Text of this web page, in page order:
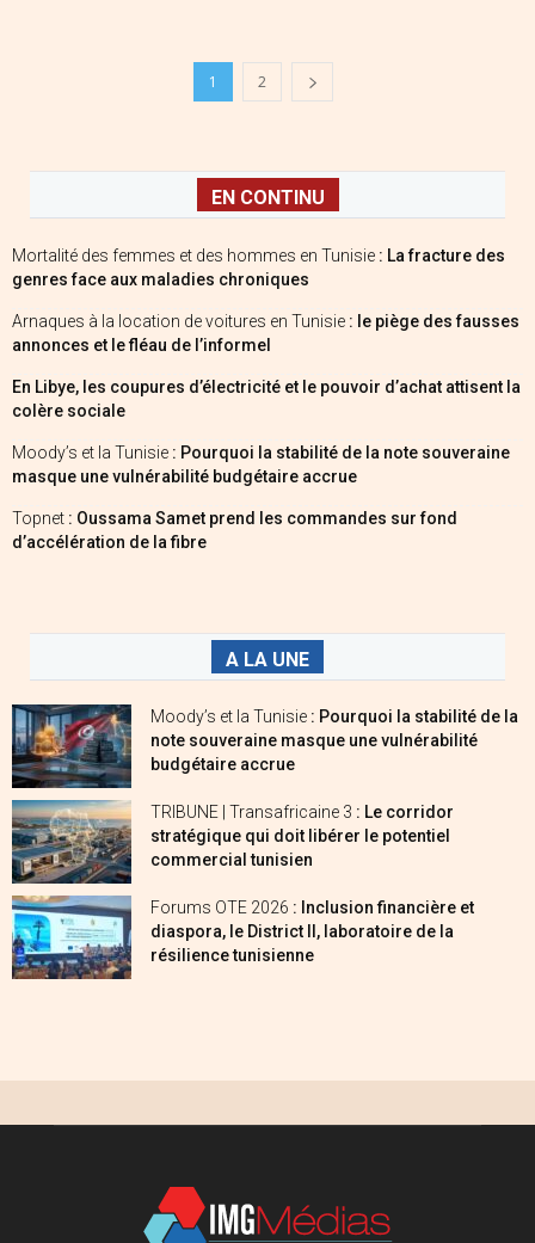
1 2
EN CONTINU
Mortalité des femmes et des hommes en Tunisie : La fracture des
genres face aux maladies chroniques
Arnaques à la location de voitures en Tunisie : le piège des fausses
annonces et le fléau de l’informel
En Libye, les coupures d’électricité et le pouvoir d’achat attisent la
colère sociale
Moody’s et la Tunisie : Pourquoi la stabilité de la note souveraine
masque une vulnérabilité budgétaire accrue
Topnet : Oussama Samet prend les commandes sur fond
d’accélération de la fibre
A LA UNE
Moody’s et la Tunisie : Pourquoi la stabilité de la
note souveraine masque une vulnérabilité
budgétaire accrue
TRIBUNE | Transafricaine 3 : Le corridor
stratégique qui doit libérer le potentiel
commercial tunisien
Forums OTE 2026 : Inclusion financière et
diaspora, le District II, laboratoire de la
résilience tunisienne